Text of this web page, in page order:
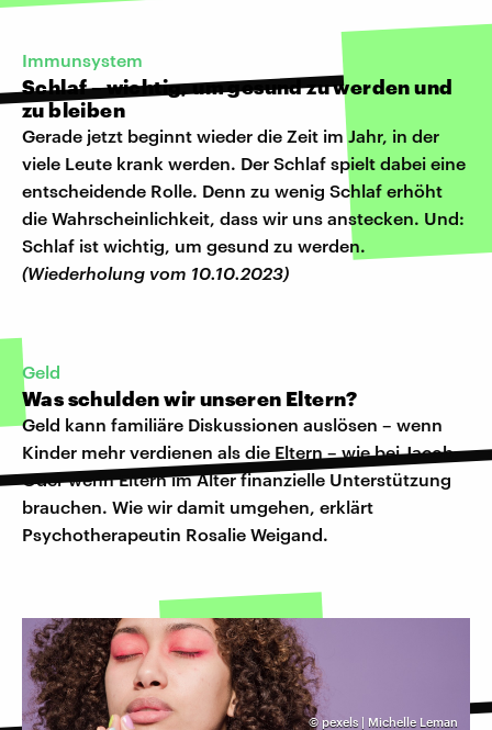
Immunsystem
Schlaf – wichtig, um gesund zu werden und
zu bleiben
Gerade jetzt beginnt wieder die Zeit im Jahr, in der
viele Leute krank werden. Der Schlaf spielt dabei eine
entscheidende Rolle. Denn zu wenig Schlaf erhöht
die Wahrscheinlichkeit, dass wir uns anstecken. Und:
Schlaf ist wichtig, um gesund zu werden.
(Wiederholung vom 10.10.2023)
Geld
Was schulden wir unseren Eltern?
Geld kann familiäre Diskussionen auslösen – wenn
Kinder mehr verdienen als die Eltern – wie bei Jacob.
Oder wenn Eltern im Alter finanzielle Unterstützung
brauchen. Wie wir damit umgehen, erklärt
Psychotherapeutin Rosalie Weigand.
©pexels | Michelle Leman